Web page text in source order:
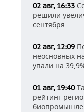
02 авг, 16:33
решили
сентября
02 авг, 12:09
неосновных
упали на
01 авг, 19:40
рейтинг